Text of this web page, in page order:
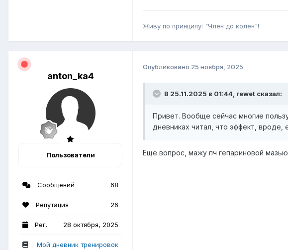
Живу по принципу: "Член до колен"!
anton_ka4
Пользователи
Сообщений 68
Репутация 26
Рег. 28 октября, 2025
Мой дневник тренировок
Опубликовано 25 ноября, 2025
В 25.11.2025 в 01:44, rewet сказал:
Привет. Вообще сейчас многие
дневниках читал, что эффект, вроде,
Еще вопрос, мажу пч гепариновой